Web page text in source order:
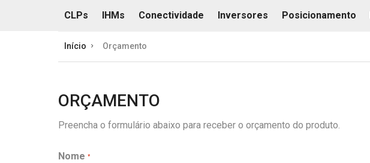
CLPs IHMs Conectividade Inversores Posicionamento
Início Orçamento
ORÇAMENTO
Preencha o formulário abaixo para receber o orçamento do produto.
Nome